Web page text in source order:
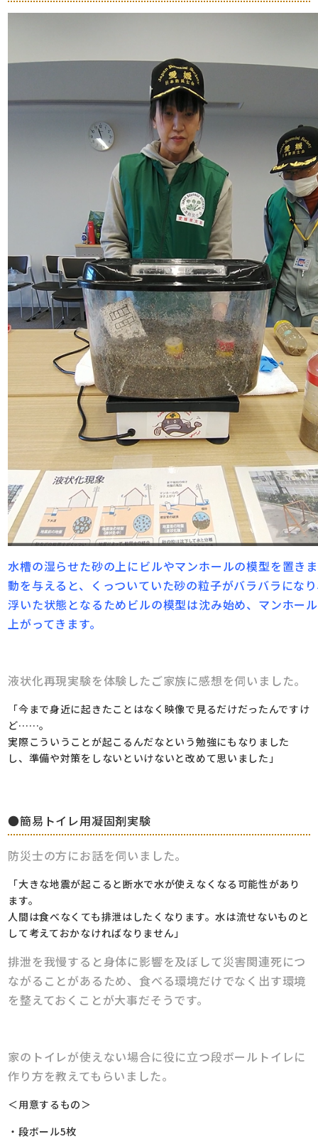
水槽の湿らせた砂の上にビルやマンホールの模型を置き
動を与えると、くっついていた砂の粒子がバラバラにな
浮いた状態となるためビルの模型は沈み始め、マンホー
上がってきます。
液状化再現実験を体験したご家族に感想を伺いました。
「今まで身近に起きたことはなく映像で見るだけだったんですけ
ど……。
実際こういうことが起こるんだなという勉強にもなりました
し、準備や対策をしないといけないと改めて思いました」
●簡易トイレ用凝固剤実験
防災士の方にお話を伺いました。
「大きな地震が起こると断水で水が使えなくなる可能性があり
ます。
人間は食べなくても排泄はしたくなります。水は流せないものと
して考えておかなければなりません」
排泄を我慢すると身体に影響を及ぼして災害関連死につ
ながることがあるため、食べる環境だけでなく出す環境
を整えておくことが大事だそうです。
家のトイレが使えない場合に役に立つ段ボールトイレに
作り方を教えてもらいました。
＜用意するもの＞
・段ボール5枚